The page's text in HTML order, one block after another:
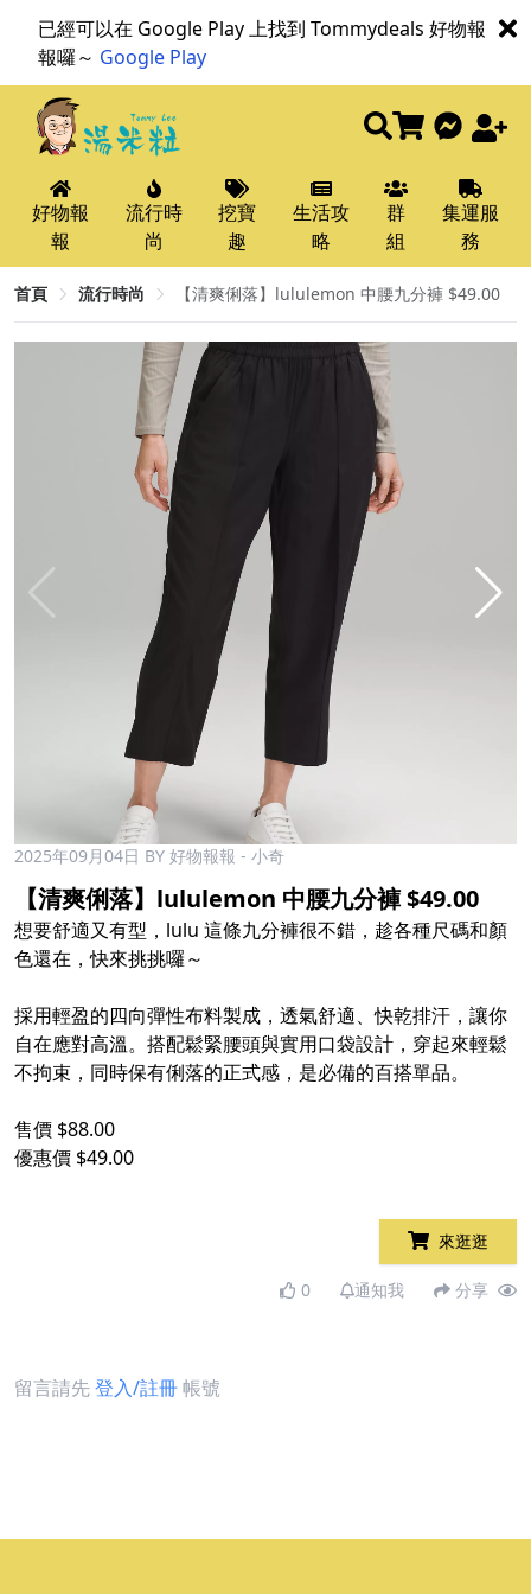
已經可以在 Google Play 上找到 Tommydeals 好物報
報囉～ Google Play
好物報
報
流行時
尚
挖寶
趣
生活攻
略
群
組
集運服
務
首頁 流行時尚 【清爽俐落】lululemon 中腰九分褲 $49.00
2025年09月04日 BY 好物報報 - 小奇
【清爽俐落】lululemon 中腰九分褲 $49.00
想要舒適又有型，lulu 這條九分褲很不錯，趁各種尺碼和顏
色還在，快來挑挑囉～
採用輕盈的四向彈性布料製成，透氣舒適、快乾排汗，讓你
自在應對高溫。搭配鬆緊腰頭與實用口袋設計，穿起來輕鬆
不拘束，同時保有俐落的正式感，是必備的百搭單品。
售價 $88.00
優惠價 $49.00
來逛逛
0 通知我 分享
留言請先登入/註冊帳號